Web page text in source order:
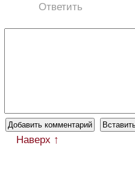
Ответить
Наверх ↑